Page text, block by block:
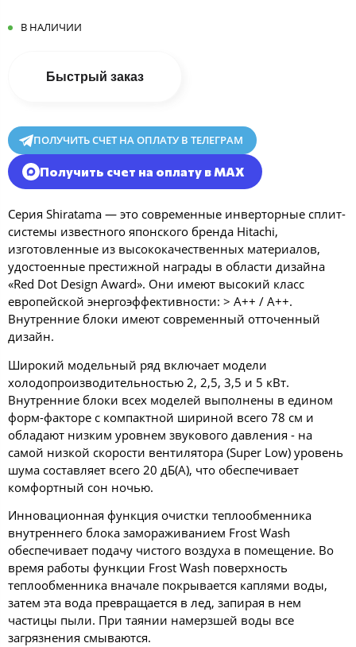
В НАЛИЧИИ
Быстрый заказ
ПОЛУЧИТЬ СЧЕТ НА ОПЛАТУ В ТЕЛЕГРАМ
Получить счет на оплату в MAX
Серия Shiratama — это современные инверторные сплит-
системы известного японского бренда Hitachi,
изготовленные из высококачественных материалов,
удостоенные престижной награды в области дизайна
«Red Dot Design Award». Они имеют высокий класс
европейской энергоэффективности: > А++ / A++.
Внутренние блоки имеют современный отточенный
дизайн.
Широкий модельный ряд включает модели
холодопроизводительностью 2, 2,5, 3,5 и 5 кВт.
Внутренние блоки всех моделей выполнены в едином
форм-факторе с компактной шириной всего 78 см и
обладают низким уровнем звукового давления - на
самой низкой скорости вентилятора (Super Low) уровень
шума составляет всего 20 дБ(А), что обеспечивает
комфортный сон ночью.
Инновационная функция очистки теплообменника
внутреннего блока замораживанием Frost Wash
обеспечивает подачу чистого воздуха в помещение. Во
время работы функции Frost Wash поверхность
теплообменника вначале покрывается каплями воды,
затем эта вода превращается в лед, запирая в нем
частицы пыли. При таянии намерзшей воды все
загрязнения смываются.